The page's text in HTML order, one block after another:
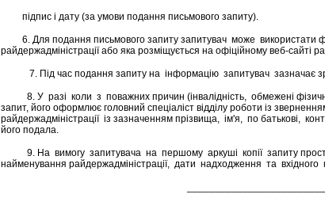
підпис і дату (за умови подання письмового запиту).
6. Для подання письмового запиту запитувач може використати
райдержадміністрації або яка розміщується на офіційному веб-сайті
7. Під час подання запиту на інформацію запитувач зазначає
8. У разі коли з поважних причин (інвалідність, обмежені
запит, його оформлює головний спеціаліст відділу роботи із
райдержадміністрації із зазначенням прізвища, ім'я, по батькові,
його подала.
9. На вимогу запитувача на першому аркуші копії запиту
найменування райдержадміністрації, дати надходження та вхідного